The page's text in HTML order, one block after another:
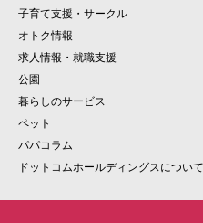
子育て支援・サークル
オトク情報
求人情報・就職支援
公園
暮らしのサービス
ペット
パパコラム
ドットコムホールディングスについて